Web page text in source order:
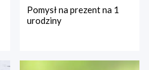
Pomysł na prezent na 1
urodziny